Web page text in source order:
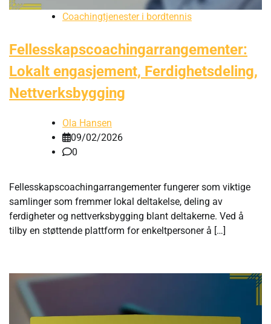
Coachingtjenester i bordtennis
Fellesskapscoachingarrangementer:
Lokalt engasjement, Ferdighetsdeling,
Nettverksbygging
Ola Hansen
09/02/2026
0
Fellesskapscoachingarrangementer fungerer som viktige
samlinger som fremmer lokal deltakelse, deling av
ferdigheter og nettverksbygging blant deltakerne. Ved å
tilby en støttende plattform for enkeltpersoner å […]